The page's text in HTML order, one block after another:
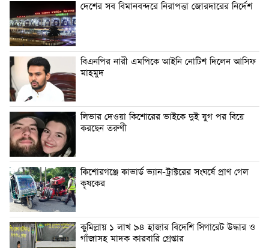
দেশের সব বিমানবন্দরে নিরাপত্তা জোরদারের নির্দেশ
বিএনপির নারী এমপিকে আইনি নোটিশ দিলেন আসিফ
মাহমুদ
লিভার দেওয়া কিশোরের ভাইকে দুই যুগ পর বিয়ে
করছেন তরুণী
কিশোরগঞ্জে কাভার্ড ভ্যান-ট্রাক্টরের সংঘর্ষে প্রাণ গেল
কৃষকের
কুমিল্লায় ১ লাখ ৯৪ হাজার বিদেশি সিগারেট উদ্ধার ও
গাঁজাসহ মাদক কারবারি গ্রেপ্তার